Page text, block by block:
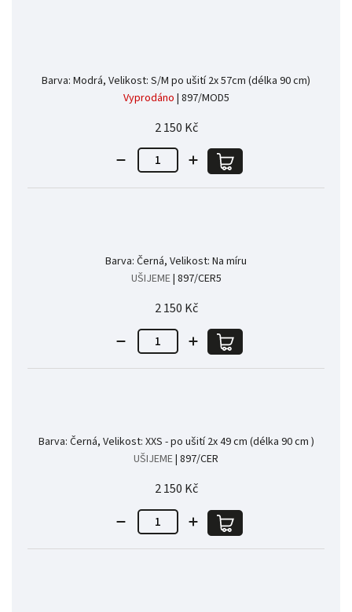
Barva: Modrá, Velikost: S/M po ušití 2x 57cm (délka 90 cm)
Vyprodáno | 897/MOD5
2 150 Kč
Barva: Černá, Velikost: Na míru
UŠIJEME| 897/CER5
2 150 Kč
Barva: Černá, Velikost: XXS - po ušití 2x 49 cm (délka 90 cm )
UŠIJEME| 897/CER
2 150 Kč